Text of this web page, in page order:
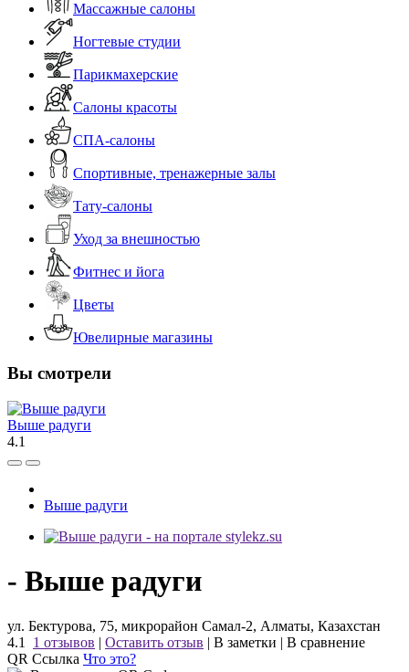
Массажные салоны
Ногтевые студии
Парикмахерские
Салоны красоты
СПА-салоны
Спортивные, тренажерные залы
Тату-салоны
Уход за внешностью
Фитнес и йога
Цветы
Ювелирные магазины
Вы смотрели
Выше радуги
4.1
Выше радуги
- Выше радуги
ул. Бектурова, 75, микрорайон Самал-2, Алматы, Казахстан
4.1
1 отзывов | Оставить отзыв | В заметки | В сравнение
QR Ссылка Что это?